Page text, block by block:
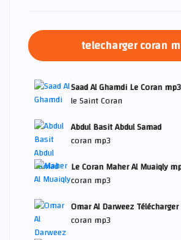
telecharger coran
Saad Al Ghamdi Le Coran mp3
le Saint Coran
Abdul Basit Abdul Samad
coran mp3
Le Coran Maher Al Muaiqly
coran mp3
Omar Al Darweez Télécharger
coran mp3